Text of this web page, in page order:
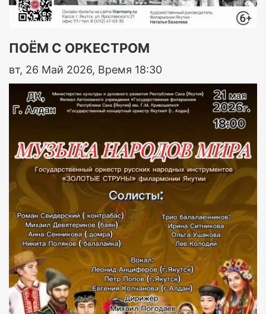
ПОЁМ С ОРКЕСТРОМ
вт, 26 Май 2026, Время 18:30